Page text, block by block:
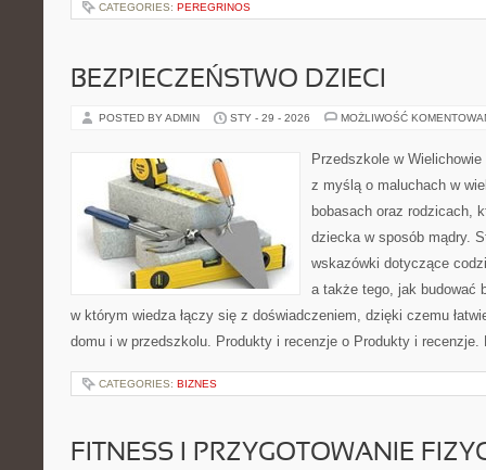
CATEGORIES: PEREGRINOS
BEZPIECZEŃSTWO DZIECI
POSTED BY ADMIN STY - 29 - 2026 MOŻLIWOŚĆ
Przedszkole w
z myślą o maluchach w
bobasach oraz rodzicach,
dziecka w sposób mądry.
wskazówki dotyczące
a także tego, jak budować
w którym wiedza łączy się z doświadczeniem, dzięki czemu
domu i w przedszkolu. Produkty i recenzje o Produkty i
CATEGORIES: BIZNES
FITNESS I PRZYGOTOWANIE